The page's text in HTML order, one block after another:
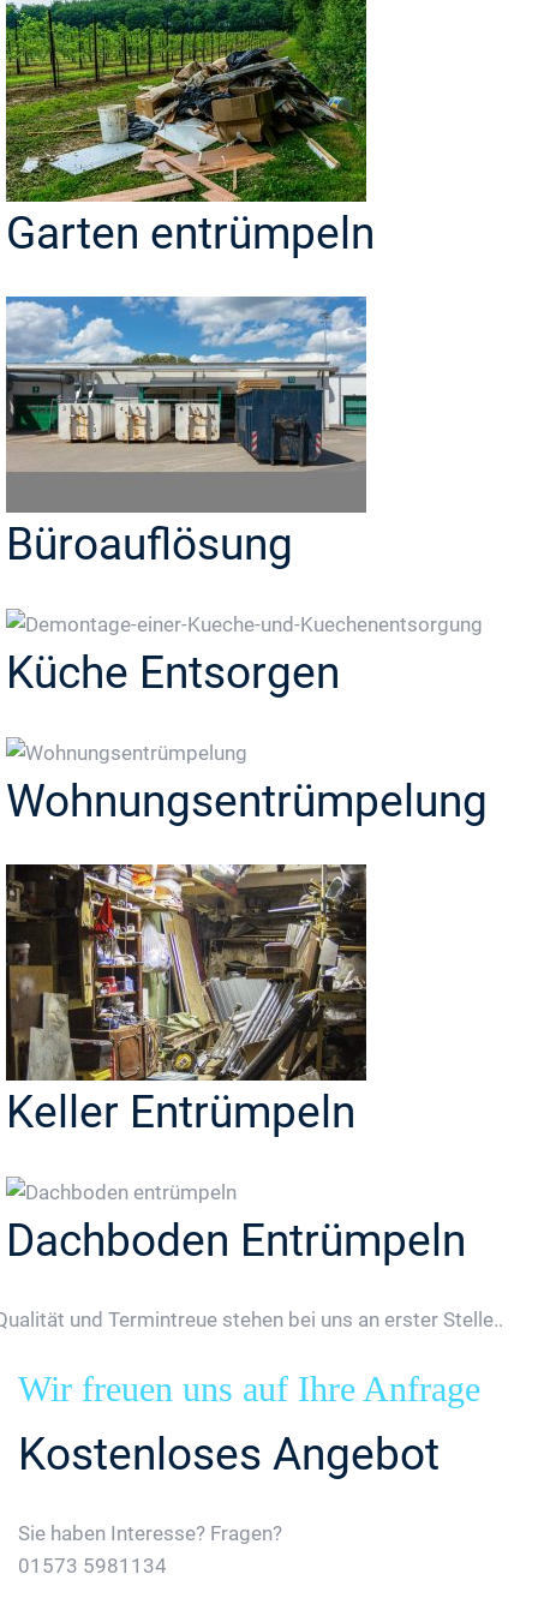
Garten entrümpeln
Büroauflösung
Küche Entsorgen
Wohnungsentrümpelung
Keller Entrümpeln
Dachboden Entrümpeln
und Termintreue stehen bei uns an erster Stelle..
Wir freuen uns auf Ihre Anfrage
Kostenloses Angebot
Sie haben Interesse? Fragen?
01573 5981134